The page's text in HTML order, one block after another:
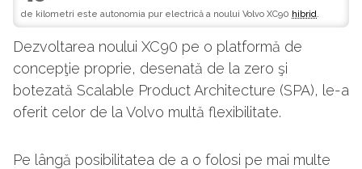
de kilometri este autonomia pur electrică a noului Volvo XC90 hibrid.
Dezvoltarea noului XC90 pe o platformă de
concepţie proprie, desenată de la zero şi
botezată Scalable Product Architecture (SPA), le-a
oferit celor de la Volvo multă flexibilitate.
Pe lângă posibilitatea de a o folosi pe mai multe